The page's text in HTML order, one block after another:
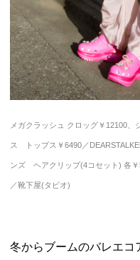
メガクラッシュ クロッグ￥12100
ス トップス￥6490／
ンズ ヘアクリップ(4コセット) 各
／靴下屋(タビオ)
冬からブームのバレエコ